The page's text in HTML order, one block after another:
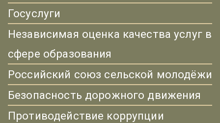
Госуслуги
Независимая оценка качества услуг в
сфере образования
Российский союз сельской молодёжи
Безопасность дорожного движения
Противодействие коррупции